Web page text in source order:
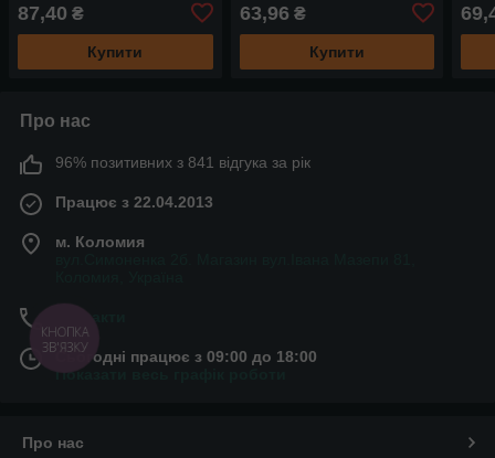
87,40 ₴
Купити
63,96 ₴
Купити
Про нас
96% позитивних з 841 відгука за рік
Працює з 22.04.2013
м. Коломия
Контакти
Сьогодні працює з 09:00 до 18:00
Показати весь графік роботи
Про нас
КНОПКА
ЗВ'ЯЗКУ